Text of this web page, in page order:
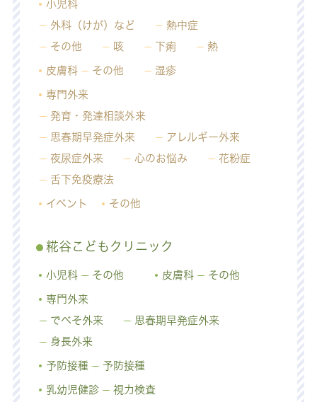
小児科
外科（けが）など
熱中症
その他
咳 下痢 熱
皮膚科 その他 湿疹
専門外来
発育・発達相談外来
思春期早発症外来
アレルギー外来
夜尿症外来
心のお悩み
花粉症
舌下免疫療法
イベント その他
糀谷こどもクリニック
小児科 その他 皮膚科 その他
専門外来
でべそ外来
思春期早発症外来
身長外来
予防接種 予防接種
乳幼児健診 視力検査